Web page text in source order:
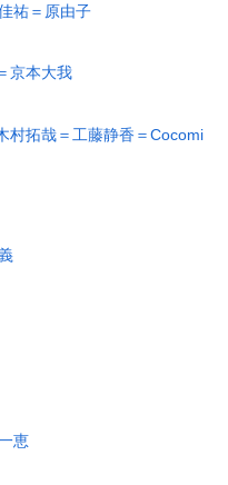
祐＝原由子
京本大我
村拓哉＝工藤静香＝Cocomi
恵